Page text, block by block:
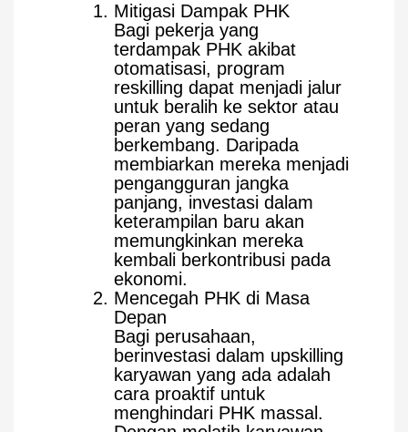
Mitigasi Dampak PHK
Bagi pekerja yang
terdampak PHK akibat
otomatisasi, program
reskilling dapat menjadi jalur
untuk beralih ke sektor atau
peran yang sedang
berkembang. Daripada
membiarkan mereka menjadi
pengangguran jangka
panjang, investasi dalam
keterampilan baru akan
memungkinkan mereka
kembali berkontribusi pada
ekonomi.
Mencegah PHK di Masa
Depan
Bagi perusahaan,
berinvestasi dalam upskilling
karyawan yang ada adalah
cara proaktif untuk
menghindari PHK massal.